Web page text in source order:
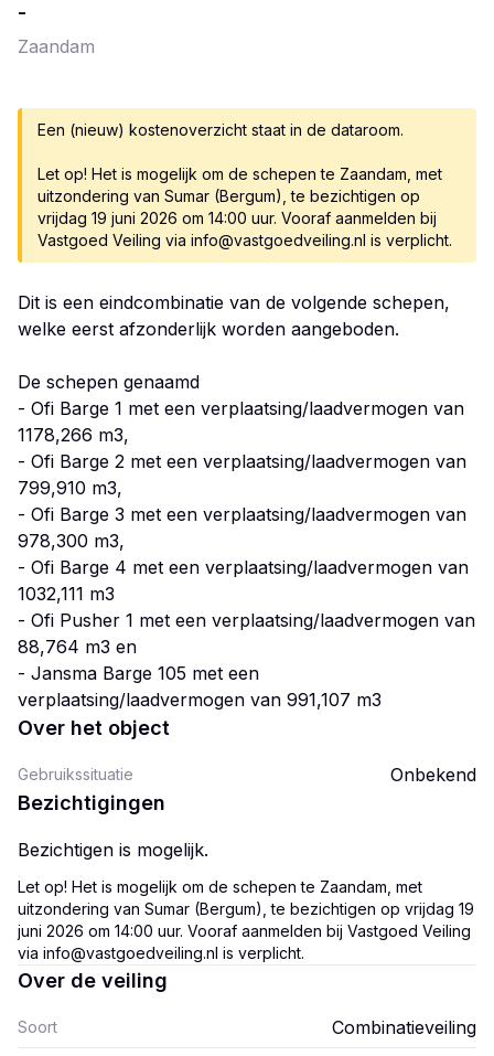
-
Zaandam
Een (nieuw) kostenoverzicht staat in de dataroom.
Let op! Het is mogelijk om de schepen te Zaandam, met
uitzondering van Sumar (Bergum), te bezichtigen op
vrijdag 19 juni 2026 om 14:00 uur. Vooraf aanmelden bij
Vastgoed Veiling via info@vastgoedveiling.nl is verplicht.
Dit is een eindcombinatie van de volgende schepen,
welke eerst afzonderlijk worden aangeboden.
De schepen genaamd
- Ofi Barge 1 met een verplaatsing/laadvermogen van
1178,266 m3,
- Ofi Barge 2 met een verplaatsing/laadvermogen van
799,910 m3,
- Ofi Barge 3 met een verplaatsing/laadvermogen van
978,300 m3,
- Ofi Barge 4 met een verplaatsing/laadvermogen van
1032,111 m3
- Ofi Pusher 1 met een verplaatsing/laadvermogen van
88,764 m3 en
- Jansma Barge 105 met een
verplaatsing/laadvermogen van 991,107 m3
Over het object
Gebruikssituatie Onbekend
Bezichtigingen
Bezichtigen is mogelijk.
Let op! Het is mogelijk om de schepen te Zaandam, met
uitzondering van Sumar (Bergum), te bezichtigen op vrijdag 19
juni 2026 om 14:00 uur. Vooraf aanmelden bij Vastgoed Veiling
via info@vastgoedveiling.nl is verplicht.
Over de veiling
Soort Combinatieveiling